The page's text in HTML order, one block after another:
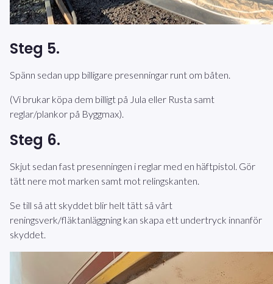
Steg 5.
Spänn sedan upp billigare presenningar runt om båten.
(Vi brukar köpa dem billigt på Jula eller Rusta samt
reglar/plankor på Byggmax).
Steg 6.
Skjut sedan fast presenningen i reglar med en häftpistol. Gör
tätt nere mot marken samt mot relingskanten.
Se till så att skyddet blir helt tätt så vårt
reningsverk/fläktanläggning kan skapa ett undertryck innanför
skyddet.